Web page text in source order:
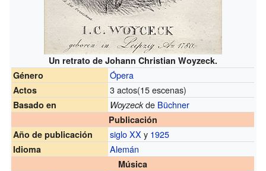
Un retrato de Johann Christian Woyzeck.
Género
Ópera
Actos 3 actos(15 escenas)
Basado en Woyzeckde Büchner
Publicación
Año de publicación
siglo XX y 1925
Idioma Alemán
Música